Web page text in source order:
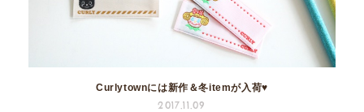
Curlytownには新作＆冬itemが入荷♥
2017.11.09